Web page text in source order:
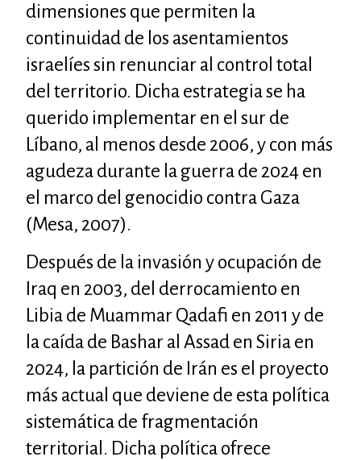
dimensiones que permiten la
continuidad de los asentamientos
israelíes sin renunciar al control total
del territorio. Dicha estrategia se ha
querido implementar en el sur de
Líbano, al menos desde 2006, y con más
agudeza durante la guerra de 2024 en
el marco del genocidio contra Gaza
(Mesa, 2007).
Después de la invasión y ocupación de
Iraq en 2003, del derrocamiento en
Libia de Muammar Qadafi en 2011 y de
la caída de Bashar al Assad en Siria en
2024, la partición de Irán es el proyecto
más actual que deviene de esta política
sistemática de fragmentación
territorial. Dicha política ofrece